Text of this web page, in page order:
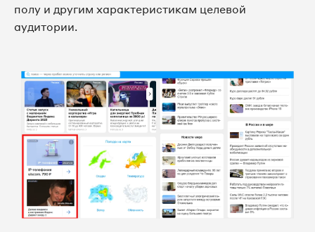
полу и другим характеристикам целевой
аудитории.